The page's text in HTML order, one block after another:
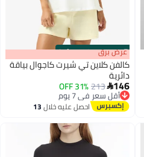
00m:00s
·
100% Left عرض برق
كالفن كلاين تي شيرت كاجوال بياقة
دائرية
146
213
31% OFF
أقل سعر في 7 يوم
توصيل مجاني
أقل سعر في 7 يوماحصل عليه خلال13